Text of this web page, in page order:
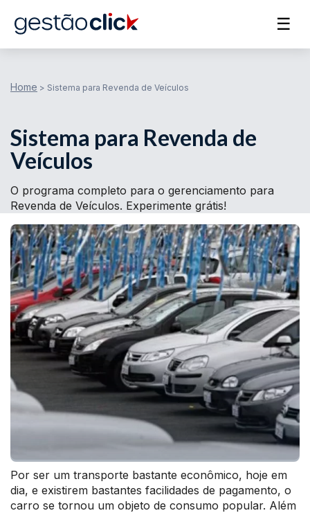
☰
Home > Sistema para Revenda de Veículos
Sistema para Revenda de
Veículos
O programa completo para o gerenciamento para
Revenda de Veículos. Experimente grátis!
Por ser um transporte bastante econômico, hoje em
dia, e existirem bastantes facilidades de pagamento, o
carro se tornou um objeto de consumo popular. Além